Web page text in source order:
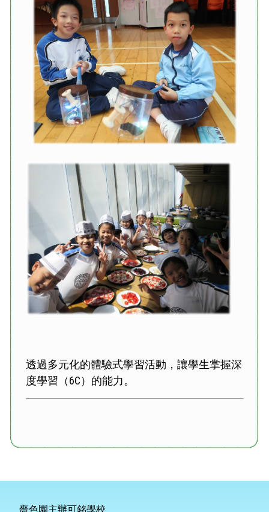
透過多元化的體驗式學習活動，讓學生掌握深
度學習（6C）的能力。
嗇色園主辦可銘學校